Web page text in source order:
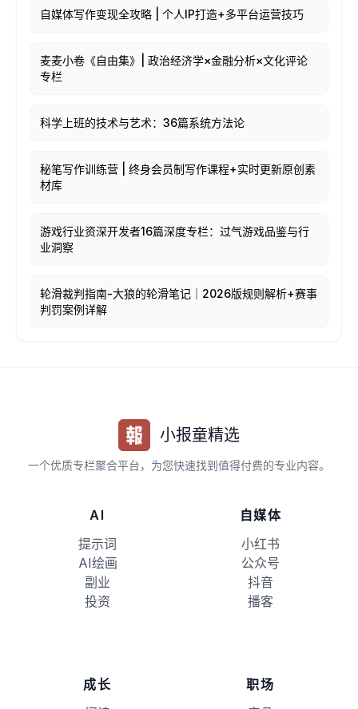
自媒体写作变现全攻略 | 个人IP打造+多平台运营技巧
麦麦小卷《自由集》| 政治经济学×金融分析×文化评论
专栏
科学上班的技术与艺术：36篇系统方法论
秘笔写作训练营 | 终身会员制写作课程+实时更新原创素
材库
游戏行业资深开发者16篇深度专栏：过气游戏品鉴与行
业洞察
轮滑裁判指南-大狼的轮滑笔记｜2026版规则解析+赛事
判罚案例详解
小报童精选
一个优质专栏聚合平台，为您快速找到值得付费的专业内容。
AI
提示词
AI绘画
副业
投资
自媒体
小红书
公众号
抖音
播客
成长
职场